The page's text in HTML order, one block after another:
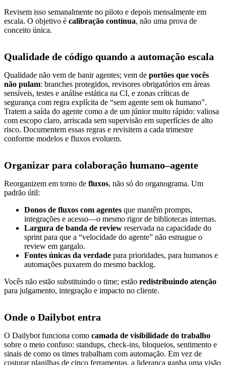
Revisem isso semanalmente no piloto e depois mensalmente em
escala. O objetivo é calibração contínua, não uma prova de
conceito única.
Qualidade de código quando a automação escala
Qualidade não vem de banir agentes; vem de portões que vocês
não pulam: branches protegidos, revisores obrigatórios em áreas
sensíveis, testes e análise estática na CI, e zonas críticas de
segurança com regra explícita de “sem agente sem ok humano”.
Tratem a saída do agente como a de um júnior muito rápido: valiosa
com escopo claro, arriscada sem supervisão em superfícies de alto
risco. Documentem essas regras e revisitem a cada trimestre
conforme modelos e fluxos evoluem.
Organizar para colaboração humano–agente
Reorganizem em torno de fluxos, não só do organograma. Um
padrão útil:
Donos de fluxos com agentes que mantêm prompts,
integrações e acesso—o mesmo rigor de bibliotecas internas.
Largura de banda de review reservada na capacidade do
sprint para que a “velocidade do agente” não esmague o
review em gargalo.
Fontes únicas da verdade para prioridades, para humanos e
automações puxarem do mesmo backlog.
Vocês não estão substituindo o time; estão redistribuindo atenção
para julgamento, integração e impacto no cliente.
Onde o Dailybot entra
O Dailybot funciona como camada de visibilidade do trabalho
sobre o meio confuso: standups, check-ins, bloqueios, sentimento e
sinais de como os times trabalham com automação. Em vez de
costurar planilhas de cinco ferramentas, a liderança ganha uma visão